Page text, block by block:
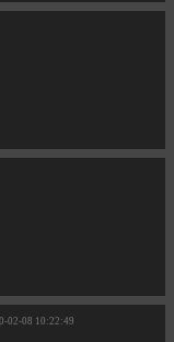
02-08 10:22:49